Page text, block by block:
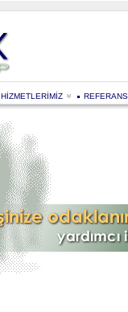
HİZMETLERİMİZ